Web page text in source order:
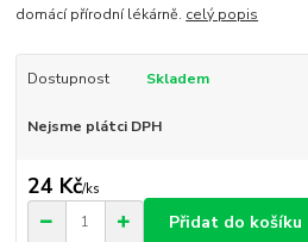
domácí přírodní lékárně. celý popis
Dostupnost Skladem
Nejsme plátci DPH
24 Kč/ks
Přidat do košíku